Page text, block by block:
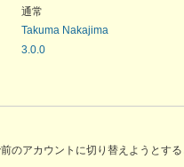
通常
Takuma Nakajima
3.0.0
のアカウントに切り替えようとす